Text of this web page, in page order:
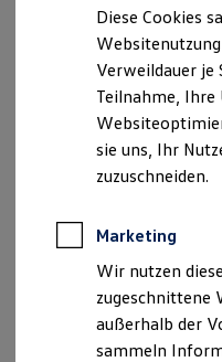
Garantien
Geschäftskunden
Behörden
Anpfiff zum
Elektroautos
ID. Tutorials
Reichweite
Schultz Wuppertal GmbH -
Uellendahler Str.
Montag
Sonntag
Diese Cookies
Verweildauer je
Teilnahme, Ihre
sie uns, Ihr
zuzuschneiden.
Marketing
Wir nutzen
zugeschnittene
außerhalb der
sammeln